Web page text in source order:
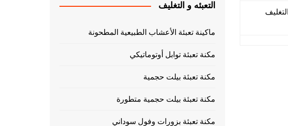
التعبئه و التغليف
ماكينة تعبئة الأعشاب الطبيعية المطحونة
مكنة تعبئة توابل أوتوماتيكي
مكنة تعبئة بيلت حجمية
مكنة تعبئة بيلت حجمية متطورة
مكنة تعبئة بزورات وفول سوداني